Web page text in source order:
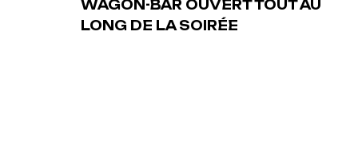
WAGON-BAR OUVERT TOUT AU
LONG DE LA SOIRÉE